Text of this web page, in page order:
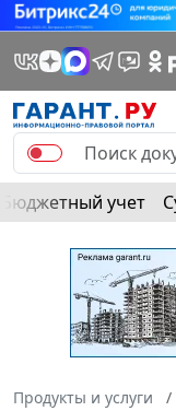
Бюджетный учет
Продукты и услуги